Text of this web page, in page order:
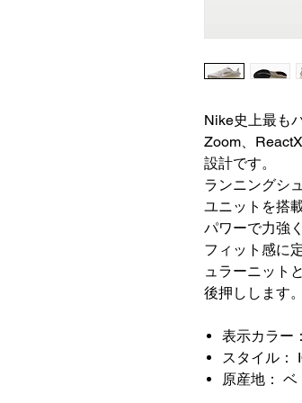
Nike史上最も
Zoom、
設計です。
ランニングシ
ユニットを搭
パワーで力強
フィット感に
ュラーニット
後押しします。
表示カラー
スタイル：
原産地： ベ